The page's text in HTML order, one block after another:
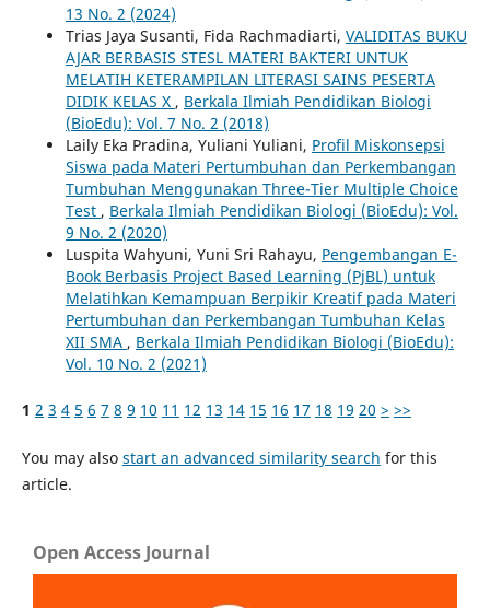
13 No. 2 (2024)
Trias Jaya Susanti, Fida Rachmadiarti, VALIDITAS BUKU
AJAR BERBASIS STESL MATERI BAKTERI UNTUK
MELATIH KETERAMPILAN LITERASI SAINS PESERTA
DIDIK KELAS X , Berkala Ilmiah Pendidikan Biologi
(BioEdu): Vol. 7 No. 2 (2018)
Laily Eka Pradina, Yuliani Yuliani, Profil Miskonsepsi
Siswa pada Materi Pertumbuhan dan Perkembangan
Tumbuhan Menggunakan Three-Tier Multiple Choice
Test , Berkala Ilmiah Pendidikan Biologi (BioEdu): Vol.
9 No. 2 (2020)
Luspita Wahyuni, Yuni Sri Rahayu, Pengembangan E-
Book Berbasis Project Based Learning (PjBL) untuk
Melatihkan Kemampuan Berpikir Kreatif pada Materi
Pertumbuhan dan Perkembangan Tumbuhan Kelas
XII SMA , Berkala Ilmiah Pendidikan Biologi (BioEdu):
Vol. 10 No. 2 (2021)
1 2 3 4 5 6 7 8 9 10 11 12 13 14 15 16 17 18 19 20 > >>
You may also start an advanced similarity search for this
article.
Open Access Journal